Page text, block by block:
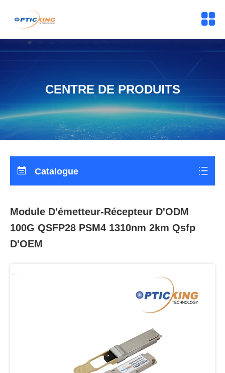
CENTRE DE PRODUITS
Catalogue
Module D'émetteur-Récepteur D'ODM
100G QSFP28 PSM4 1310nm 2km Qsfp
D'OEM